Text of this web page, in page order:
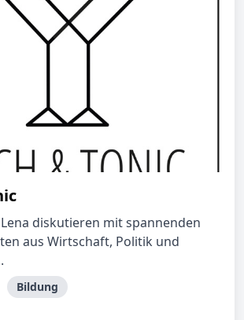
diskutieren mit spannenden
aus Wirtschaft, Politik und
Bildung